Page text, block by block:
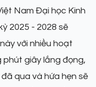
Nam Đại học Kinh
2025 - 2028 sẽ
với nhiều hoạt
phút giây lắng đọng,
qua và hứa hẹn sẽ